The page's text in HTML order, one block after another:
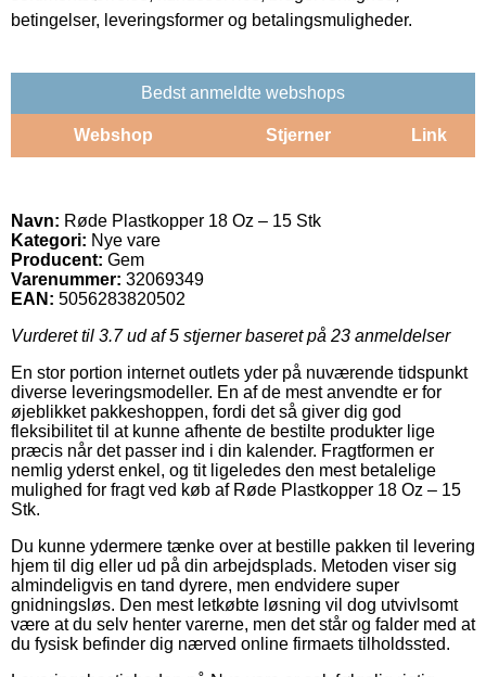
betingelser, leveringsformer og betalingsmuligheder.
Bedst anmeldte webshops
Webshop Stjerner Link
Navn: Røde Plastkopper 18 Oz – 15 Stk
Kategori: Nye vare
Producent: Gem
Varenummer: 32069349
EAN: 5056283820502
Vurderet til 3.7ud af 5 stjerner baseret på 23 anmeldelser
En stor portion internet outlets yder på nuværende tidspunkt
diverse leveringsmodeller. En af de mest anvendte er for
øjeblikket pakkeshoppen, fordi det så giver dig god
fleksibilitet til at kunne afhente de bestilte produkter lige
præcis når det passer ind i din kalender. Fragtformen er
nemlig yderst enkel, og tit ligeledes den mest betalelige
mulighed for fragt ved køb af Røde Plastkopper 18 Oz – 15
Stk.
Du kunne ydermere tænke over at bestille pakken til levering
hjem til dig eller ud på din arbejdsplads. Metoden viser sig
almindeligvis en tand dyrere, men endvidere super
gnidningsløs. Den mest letkøbte løsning vil dog utvivlsomt
være at du selv henter varerne, men det står og falder med at
du fysisk befinder dig nærved online firmaets tilholdssted.